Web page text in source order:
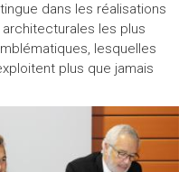
dans les réalisations
architecturales les plus
lesquelles
plus que jamais